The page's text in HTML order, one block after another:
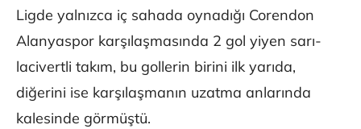
Ligde yalnızca iç sahada oynadığı Corendon
Alanyaspor karşılaşmasında 2 gol yiyen sarı-
lacivertli takım, bu gollerin birini ilk yarıda,
diğerini ise karşılaşmanın uzatma anlarında
kalesinde görmüştü.